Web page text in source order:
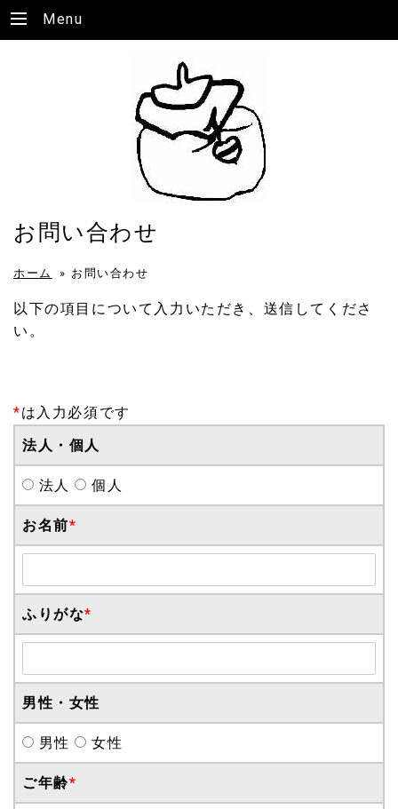
Menu
お問い合わせ
ホーム » お問い合わせ
以下の項目について入力いただき、送信してくださ
い。
*は入力必須です
法人・個人
法人 個人
お名前*
ふりがな*
男性・女性
男性 女性
ご年齢*